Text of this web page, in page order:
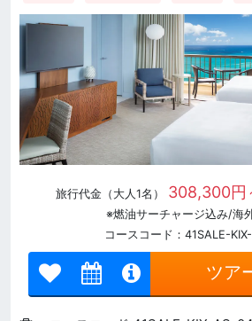
旅行代金（大人1名） 308,300円
※燃油サーチャージ込み/海
コースコード：41SALE-
ツア